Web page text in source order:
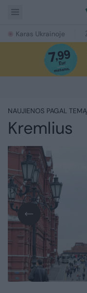
Karas Ukrainoje
NAUJIENOS PAGAL TEMĄ
Kremlius